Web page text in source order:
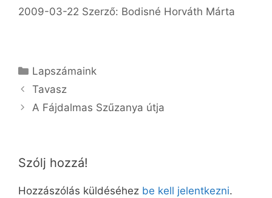
2009-03-22 Szerző: Bodisné Horváth Márta
Kategória
Lapszámaink
Tavasz
A Fájdalmas Szűzanya útja
Szólj hozzá!
Hozzászólás küldéséhez be kell jelentkezni.